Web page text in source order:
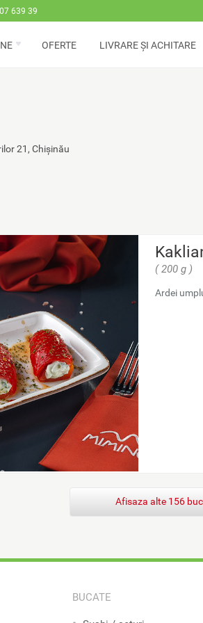
639 39
OFERTE LIVRARE ȘI ACHITARE
21, Chișinău
( 200 g )
Ardei
Afisaza alte 156
BUCATE